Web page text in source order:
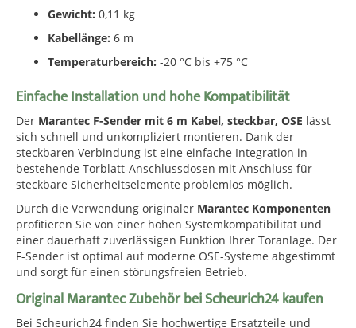
Gewicht: 0,11 kg
Kabellänge: 6 m
Temperaturbereich: -20 °C bis +75 °C
Einfache Installation und hohe Kompatibilität
Der Marantec F-Sender mit 6 m Kabel, steckbar, OSE lässt
sich schnell und unkompliziert montieren. Dank der
steckbaren Verbindung ist eine einfache Integration in
bestehende Torblatt-Anschlussdosen mit Anschluss für
steckbare Sicherheitselemente problemlos möglich.
Durch die Verwendung originaler Marantec Komponenten
profitieren Sie von einer hohen Systemkompatibilität und
einer dauerhaft zuverlässigen Funktion Ihrer Toranlage. Der
F-Sender ist optimal auf moderne OSE-Systeme abgestimmt
und sorgt für einen störungsfreien Betrieb.
Original Marantec Zubehör bei Scheurich24 kaufen
Bei Scheurich24 finden Sie hochwertige Ersatzteile und